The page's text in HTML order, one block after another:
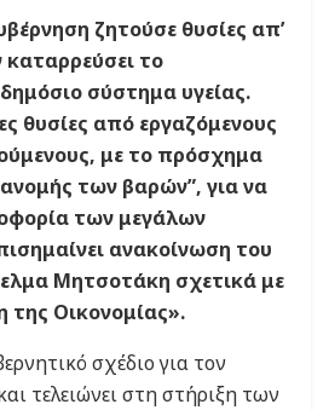
ζητούσε θυσίες απ’
καταρρεύσει το
σύστημα υγείας.
θυσίες από εργαζόμενους
με το πρόσχημα
των βαρών”, για να
των μεγάλων
ανακοίνωση του
Μητσοτάκη σχετικά με
της Οικονομίας».
σχέδιο για τον
τελειώνει στη στήριξη των